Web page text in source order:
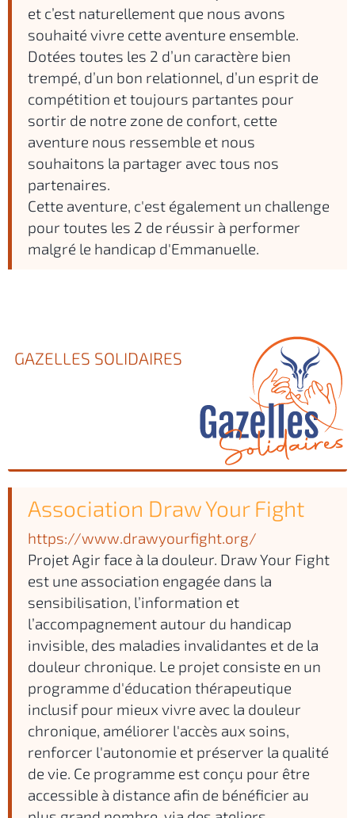
et c’est naturellement que nous avons
souhaité vivre cette aventure ensemble.
Dotées toutes les 2 d’un caractère bien
trempé, d’un bon relationnel, d’un esprit de
compétition et toujours partantes pour
sortir de notre zone de confort, cette
aventure nous ressemble et nous
souhaitons la partager avec tous nos
partenaires.
Cette aventure, c'est également un challenge
pour toutes les 2 de réussir à performer
malgré le handicap d'Emmanuelle.
GAZELLES SOLIDAIRES
Association Draw Your Fight
https://www.drawyourfight.org/
Projet Agir face à la douleur. Draw Your Fight
est une association engagée dans la
sensibilisation, l’information et
l’accompagnement autour du handicap
invisible, des maladies invalidantes et de la
douleur chronique. Le projet consiste en un
programme d'éducation thérapeutique
inclusif pour mieux vivre avec la douleur
chronique, améliorer l'accès aux soins,
renforcer l'autonomie et préserver la qualité
de vie. Ce programme est conçu pour être
accessible à distance afin de bénéficier au